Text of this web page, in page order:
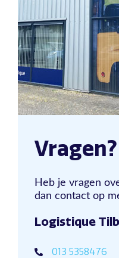
Vragen?
Heb je vragen
dan contact op
Logistique
013 5358476